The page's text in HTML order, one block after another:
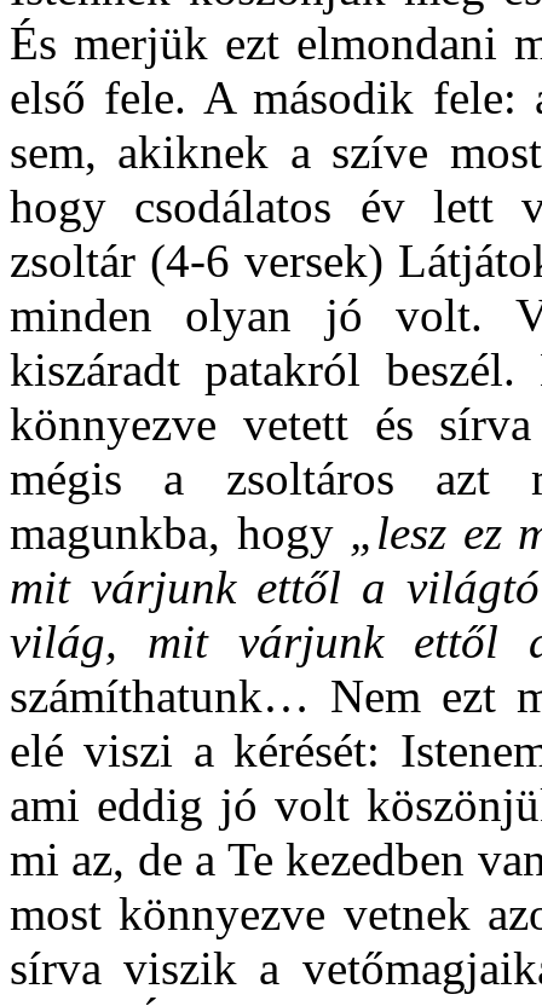
És merjük ezt elmondani
első fele. A második fele:
sem, akiknek a szíve
hogy csodálatos év lett
zsoltár (4-6 versek)
minden olyan jó volt.
kiszáradt patakról
könnyezve vetett és
mégis a zsoltáros azt
magunkba, hogy „lesz ez
mit várjunk ettől a
világ, mit várjunk ettől
számíthatunk… Nem ezt
elé viszi a kérését:
ami eddig jó volt
mi az, de a Te kezedben
most könnyezve vetnek
sírva viszik a